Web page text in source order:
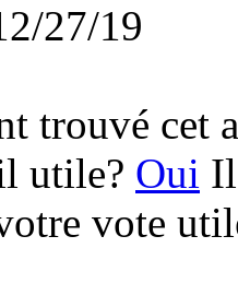
27/19
trouvé cet
utile? Oui
vote